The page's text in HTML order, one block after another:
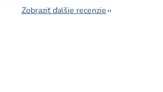
Zobraziť ďalšie recenzie